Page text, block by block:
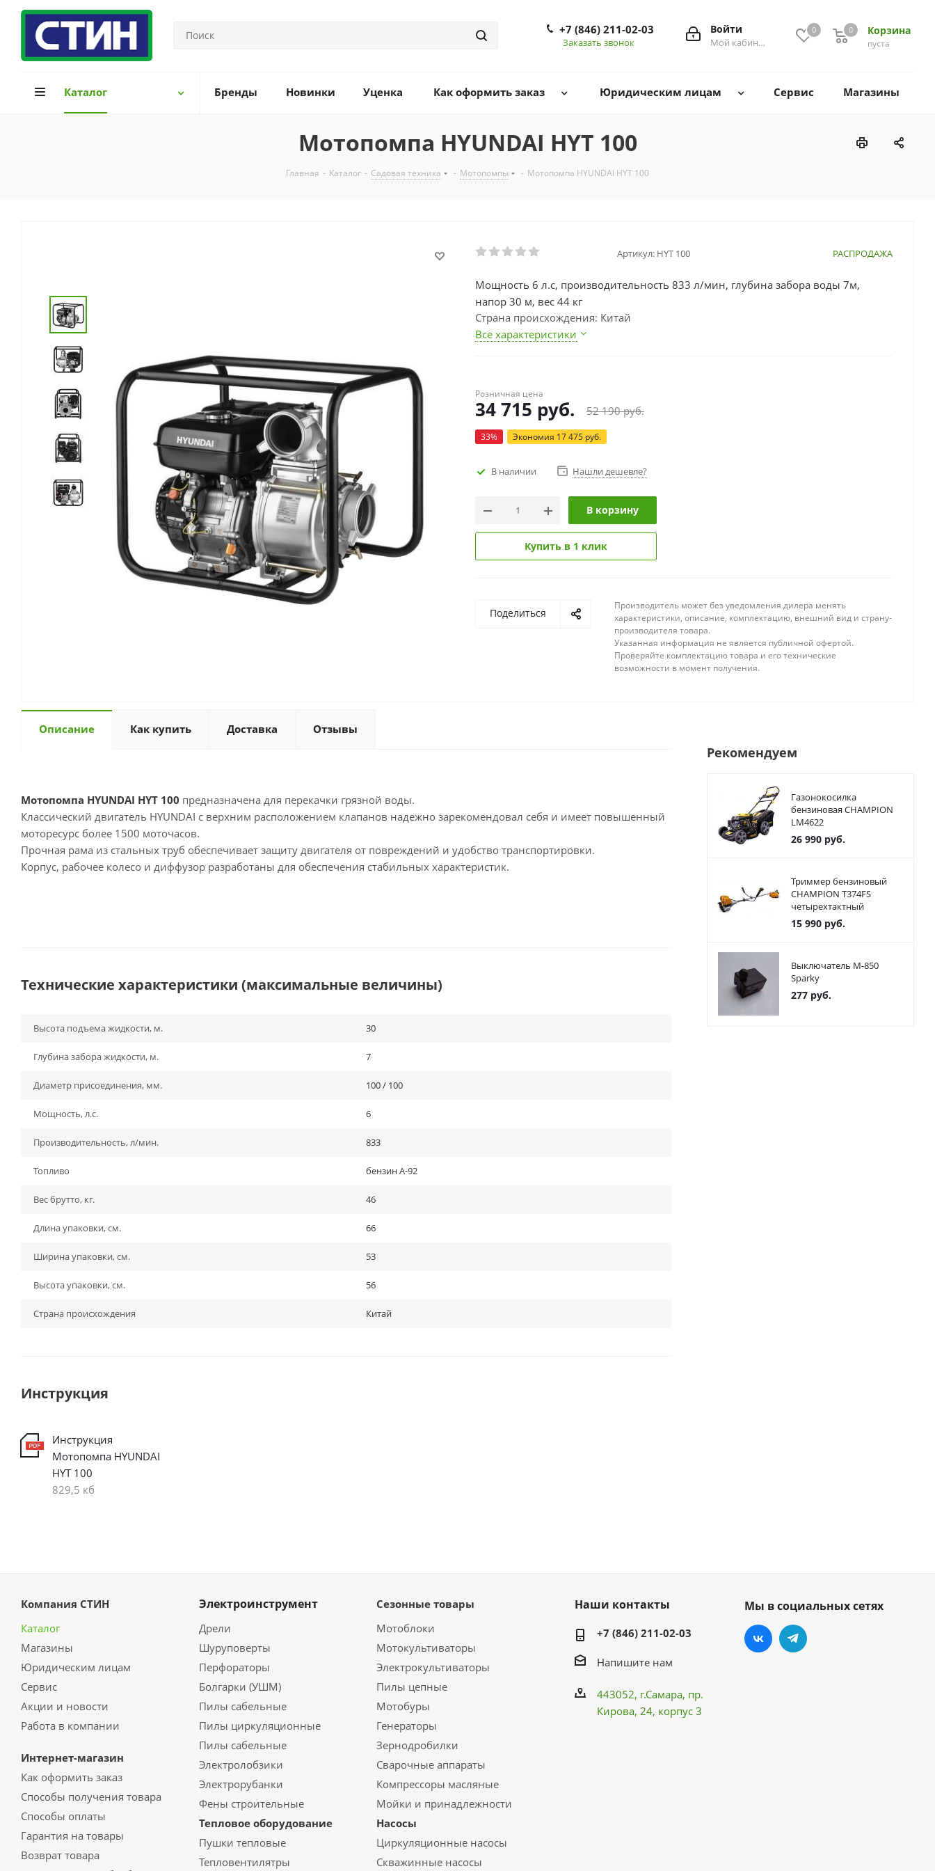
0 Корзина
0
пуста
0
Войти
Мой кабинет
+7 (846) 211-02-03
Заказать звонок
Каталог Бренды Новинки Уценка Как оформить заказ Юридическим лицам Сервис Магазины
Мотопомпа HYUNDAI HYT 100
Главная - Каталог - Садовая техника - Мотопомпы - Мотопомпа HYUNDAI HYT 100
Артикул: HYT 100 РАСПРОДАЖА
Мощность 6 л.с, производительность 833 л/мин, глубина забора воды 7м,
напор 30 м, вес 44 кг
Страна происхождения: Китай
Все характеристики
Розничная цена
34 715 руб. 52 190руб.
33% Экономия 17 475 руб.
В наличии Нашли дешевле?
В корзину
Купить в 1 клик
Поделиться
Производитель может без уведомления дилера менять
характеристики, описание, комплектацию, внешний вид и страну-
производителя товара.
Указанная информация не является публичной офертой.
Проверяйте комплектацию товара и его технические
возможности в момент получения.
Описание Как купить Доставка Отзывы
Мотопомпа HYUNDAI HYT 100 предназначена для перекачки грязной воды.
Классический двигатель HYUNDAI с верхним расположением клапанов надежно зарекомендовал себя и имеет повышенный
моторесурс более 1500 моточасов.
Прочная рама из стальных труб обеспечивает защиту двигателя от повреждений и удобство транспортировки.
Корпус, рабочее колесо и диффузор разработаны для обеспечения стабильных характеристик.
Технические характеристики (максимальные величины)
Высота подъема жидкости, м. 30
Глубина забора жидкости, м. 7
Диаметр присоединения, мм. 100 / 100
Мощность, л.с. 6
Производительность, л/мин. 833
Топливо бензин А-92
Вес брутто, кг. 46
Длина упаковки, см. 66
Ширина упаковки, см. 53
Высота упаковки, см. 56
Страна происхождения Китай
Инструкция
Инструкция
Мотопомпа HYUNDAI
HYT 100
829,5 кб
Рекомендуем
Газонокосилка
бензиновая CHAMPION
LM4622
26 990руб.
Триммер бензиновый
CHAMPION T374FS
четырехтактный
15 990руб.
Выключатель М-850
Sparky
277руб.
Компания СТИН
Каталог
Магазины
Юридическим лицам
Сервис
Акции и новости
Работа в компании
Интернет-магазин
Как оформить заказ
Способы получения товара
Способы оплаты
Гарантия на товары
Возврат товара
Электроинструмент
Дрели
Шуруповерты
Перфораторы
Болгарки (УШМ)
Пилы сабельные
Пилы циркуляционные
Пилы сабельные
Электролобзики
Электрорубанки
Фены строительные
Тепловое оборудование
Пушки тепловые
Тепловентилятры
Сезонные товары
Мотоблоки
Мотокультиваторы
Электрокультиваторы
Пилы цепные
Мотобуры
Генераторы
Зернодробилки
Сварочные аппараты
Компрессоры масляные
Мойки и принадлежности
Насосы
Циркуляционные насосы
Скважинные насосы
Наши контакты
+7 (846) 211-02-03
Напишите нам
443052, г.Самара, пр.
Кирова, 24, корпус 3
Мы в социальных сетях